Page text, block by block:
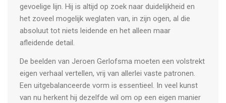
gevoelige lijn. Hij is altijd op zoek naar duidelijkheid en
het zoveel mogelijk weglaten van, in zijn ogen, al die
absoluut tot niets leidende en het alleen maar
afleidende detail.
De beelden van Jeroen Gerlofsma moeten een volstrekt
eigen verhaal vertellen, vrij van allerlei vaste patronen.
Een uitgebalanceerde vorm is essentieel. In veel kunst
van nu herkent hij dezelfde wil om op een eigen manier